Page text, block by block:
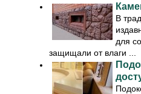
В
для
защищали от влаги ...